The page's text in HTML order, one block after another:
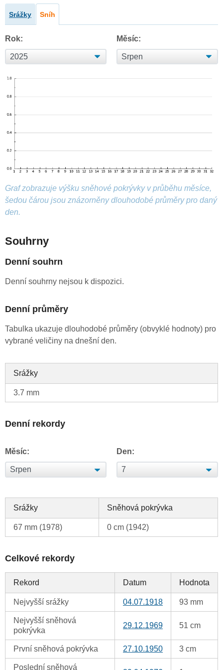
Srážky Sníh
Rok: Měsíc:
Graf zobrazuje výšku sněhové pokrývky v průběhu měsíce,
šedou čárou jsou znázorněny dlouhodobé průměry pro daný
den.
Souhrny
Denní souhrn
Denní souhrny nejsou k dispozici.
Denní průměry
Tabulka ukazuje dlouhodobé průměry (obvyklé hodnoty) pro
vybrané veličiny na dnešní den.
Srážky
3.7 mm
Denní rekordy
Měsíc: Den:
Srážky Sněhová pokrývka
67 mm (1978) 0 cm (1942)
Celkové rekordy
Rekord Datum Hodnota
Nejvyšší srážky 04.07.1918 93 mm
Nejvyšší sněhová
pokrývka
29.12.1969 51 cm
První sněhová pokrývka 27.10.1950 3 cm
Poslední sněhová